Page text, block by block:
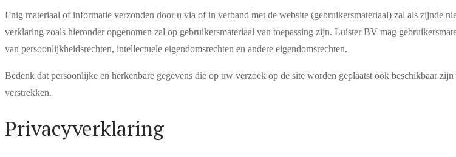
Enig materiaal of informatie verzonden door u via of in verband met de website (gebruikersmateriaal) zal als
verklaring zoals hieronder opgenomen zal op gebruikersmateriaal van toepassing zijn. Luister BV mag
van persoonlijkheidsrechten, intellectuele eigendomsrechten en andere eigendomsrechten.
Bedenk dat persoonlijke en herkenbare gegevens die op uw verzoek op de site worden geplaatst ook beschikbaar
verstrekken.
Privacyverklaring